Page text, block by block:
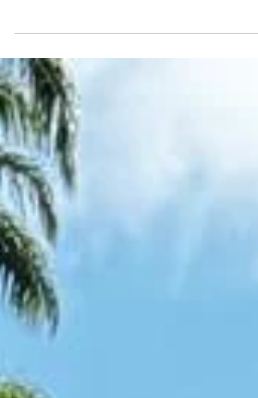
sobre inovação no comércio para esta quinta-
(15/5) A Semana S, promovida pelo Sistema
Fecomércio MG, Sesc, Senac, Sindicatos
Empresariais e CNC, segue movimentando Belo
Horizonte e traz o Innovation Day como um dos
destaques que acontecerá na próxima sexta-feira
(15/5). Voltado à discussão